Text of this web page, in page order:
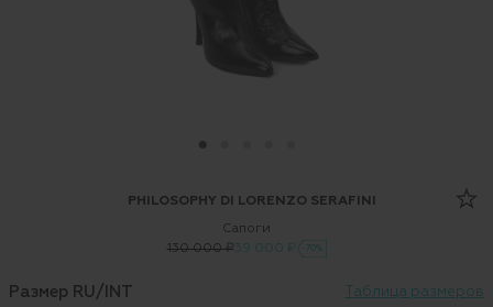
PHILOSOPHY DI LORENZO SERAFINI
Сапоги
130 000 ₽39 000 ₽ -70%
Размер RU/INT Таблица размеров